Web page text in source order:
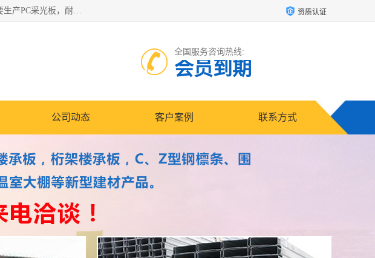
郑州鑫纵建材有限公司供应阳光板，彩钢板，彩钢钢构工程是一家集生产销售租赁安装于一体的企业，主要生产PC采光板，耐力板，仿古琉璃采光板，岩棉板、彩钢压型板、镀锌压型板、桁架楼承板，C、Z型钢檩条、围挡板、轻钢结构，阳光温室大棚等新型建材产品。公司旗下有多台移动式高空压瓦机租赁，承接全国各地业务，专业对外租赁各种型号压瓦机。 资质认证
全国服务咨询热线:
会员到期
公司动态 客户案例 联系方式